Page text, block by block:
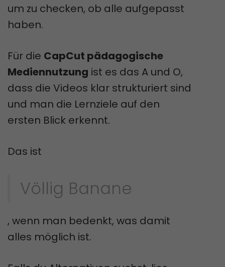
um zu checken, ob alle aufgepasst
haben.
Für die CapCut pädagogische
Mediennutzung ist es das A und O,
dass die Videos klar strukturiert sind
und man die Lernziele auf den
ersten Blick erkennt.
Das ist
Völlig Banane
, wenn man bedenkt, was damit
alles möglich ist.